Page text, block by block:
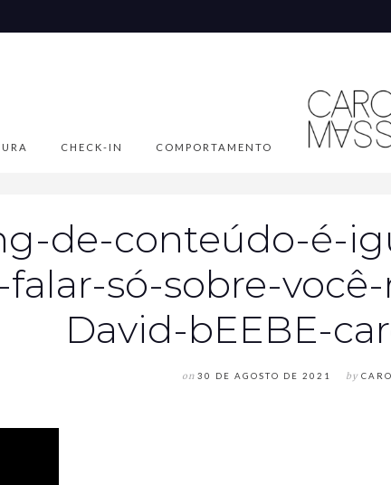
CHECK-IN COMPORTAMENTO
de-conteúdo-é-
falar-só-sobre-
David-bEEBE-
on 30 DE AGOSTO DE 2021 by